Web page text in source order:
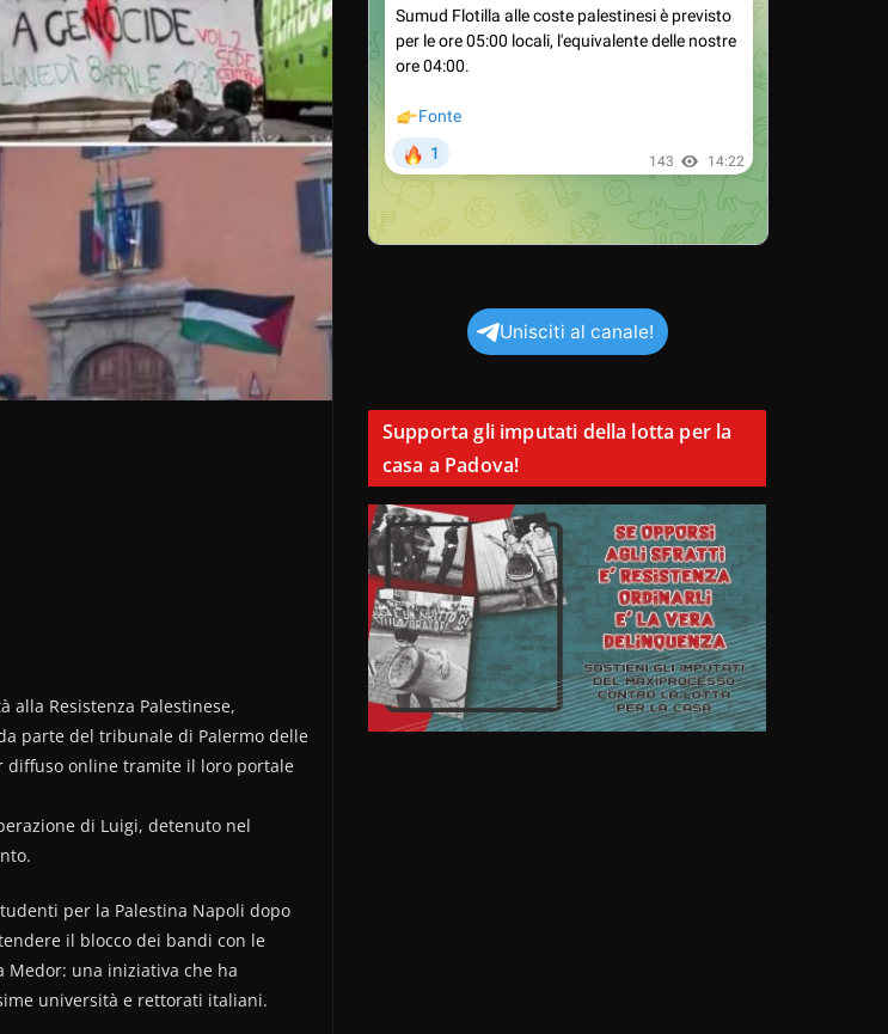
alla Resistenza Palestinese,
parte del tribunale di Palermo delle
diffuso online tramite il loro portale
di Luigi, detenuto nel
per la Palestina Napoli dopo
il blocco dei bandi con le
una iniziativa che ha
università e rettorati italiani.
Unisciti al canale!
Supporta gli imputati della lotta per la
casa a Padova!